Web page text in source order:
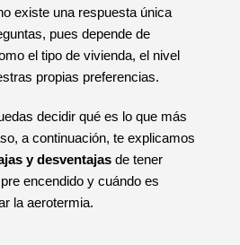
existe una respuesta única
pues depende de
el tipo de vivienda, el nivel
propias preferencias.
decidir qué es lo que más
a continuación, te explicamos
y desventajas de tener
encendido y cuándo es
la aerotermia.